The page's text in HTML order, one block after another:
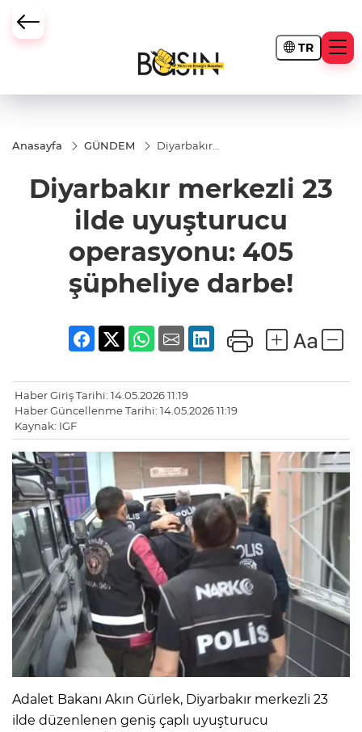
TR
Anasayfa GÜNDEM
Diyarbakır
uyuşturucu
operasyonu:
şüpheliye
darbe!
Diyarbakır merkezli 23
ilde uyuşturucu
operasyonu: 405
şüpheliye darbe!
Haber Giriş Tarihi: 14.05.2026 11:19
Haber Güncellenme Tarihi: 14.05.2026 11:19
Kaynak: IGF
Adalet Bakanı Akın Gürlek, Diyarbakır merkezli 23
ilde düzenlenen geniş çaplı uyuşturucu